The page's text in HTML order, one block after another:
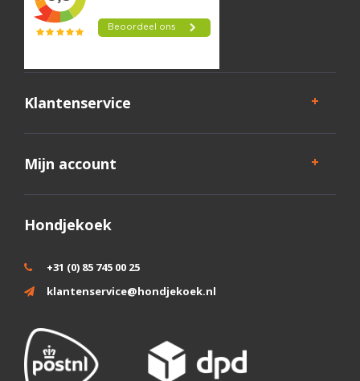
Klantenservice
Mijn account
Hondjekoek
+31 (0) 85 745 00 25
klantenservice@hondjekoek.nl